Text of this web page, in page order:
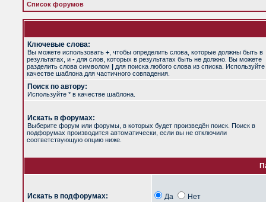
Список форумов
Ключевые слова:
Вы можете использовать + , чтобы определить слова, которые должны быть в
результатах, и - для слов, которых в результатах быть не должно. Вы можете
разделить слова символом | для поиска любого слова из списка. Используйте
качестве шаблона для частичного совпадения.
Поиск по автору:
Используйте * в качестве шаблона.
Искать в форумах:
Выберите форум или форумы, в которых будет произведён поиск. Поиск в
подфорумах производится автоматически, если вы не отключили
соответствующую опцию ниже.
Искать в подфорумах: Да Нет